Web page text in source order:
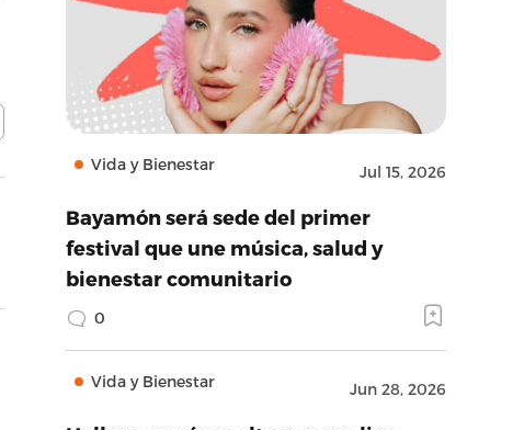
Vida y Bienestar Jul 15, 2026
Bayamón será sede del primer
festival que une música, salud y
bienestar comunitario
0
Vida y Bienestar Jun 28, 2026